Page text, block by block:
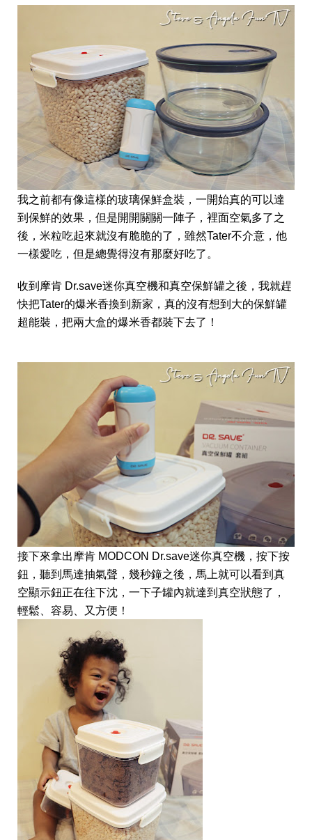
我之前都有像這樣的玻璃保鮮盒裝，一開始真的可以達
到保鮮的效果，但是開開關關一陣子，裡面空氣多了之
後，米粒吃起來就沒有脆脆的了，雖然Tater不介意，他
一樣愛吃，但是總覺得沒有那麼好吃了。
收到摩肯 Dr.save迷你真空機和真空保鮮罐之後，我就趕
快把Tater的爆米香換到新家，真的沒有想到大的保鮮罐
超能裝，把兩大盒的爆米香都裝下去了！
接下來拿出摩肯 MODCON Dr.save迷你真空機，按下按
鈕，聽到馬達抽氣聲，幾秒鐘之後，馬上就可以看到真
空顯示鈕正在往下沈，一下子罐內就達到真空狀態了，
輕鬆、容易、又方便！